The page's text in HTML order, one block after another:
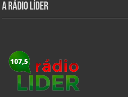
A Rádio Líder